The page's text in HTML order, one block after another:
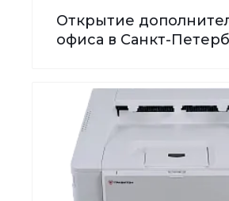
Открытие
офиса в Санкт-